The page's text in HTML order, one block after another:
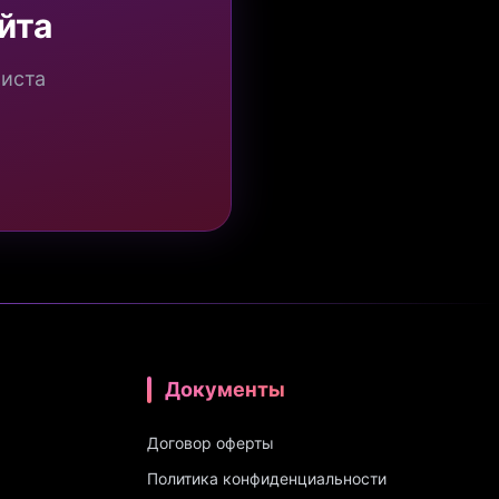
Документы
Договор оферты
Политика конфиденциальности